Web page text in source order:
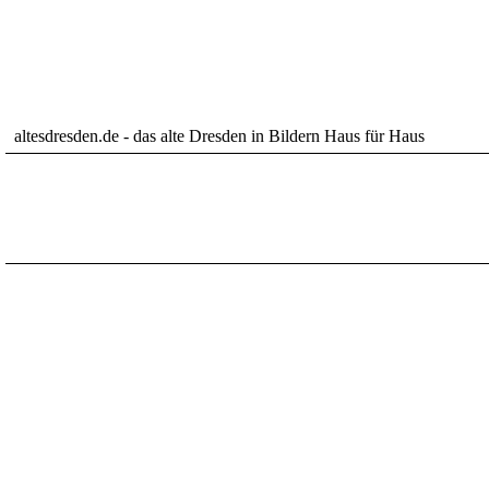
altesdresden.de - das alte Dresden in Bildern Haus für Haus